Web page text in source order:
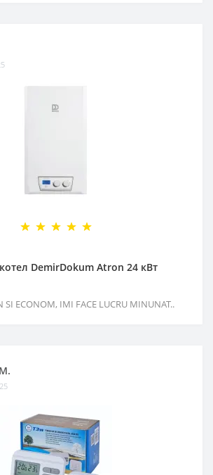
DemirDokum Atron 24 кВт
SI ECONOM, IMI FACE LUCRU MINUNAT..